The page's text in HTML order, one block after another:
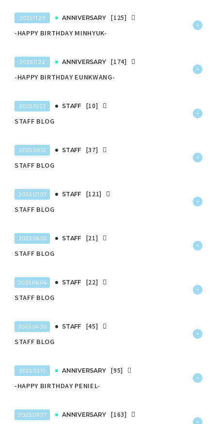
2025.11.29 ANNIVERSARY [125]
-HAPPY BIRTHDAY MINHYUK-
2025.11.22 ANNIVERSARY [174]
-HAPPY BIRTHDAY EUNKWANG-
2025.10.22 STAFF [10]
STAFF BLOG
2025.09.12 STAFF [37]
STAFF BLOG
2025.07.07 STAFF [121]
STAFF BLOG
2025.06.05 STAFF [21]
STAFF BLOG
2025.06.04 STAFF [22]
STAFF BLOG
2025.04.30 STAFF [45]
STAFF BLOG
2025.03.10 ANNIVERSARY [95]
-HAPPY BIRTHDAY PENIEL-
2025.03.07 ANNIVERSARY [163]